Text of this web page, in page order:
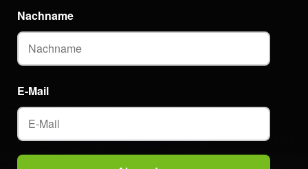
E-Mail
Nachname